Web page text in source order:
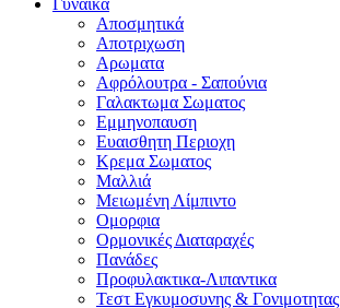
Γυναίκα
Αποσμητικά
Αποτριχωση
Αρωματα
Αφρόλουτρα - Σαπούνια
Γαλακτωμα Σωματος
Εμμηνοπαυση
Ευαισθητη Περιοχη
Κρεμα Σωματος
Μαλλιά
Μειωμένη Λίμπιντο
Ομορφια
Ορμονικές Διαταραχές
Πανάδες
Προφυλακτικα-Λιπαντικα
Τεστ Εγκυμοσυνης & Γονιμοτητας